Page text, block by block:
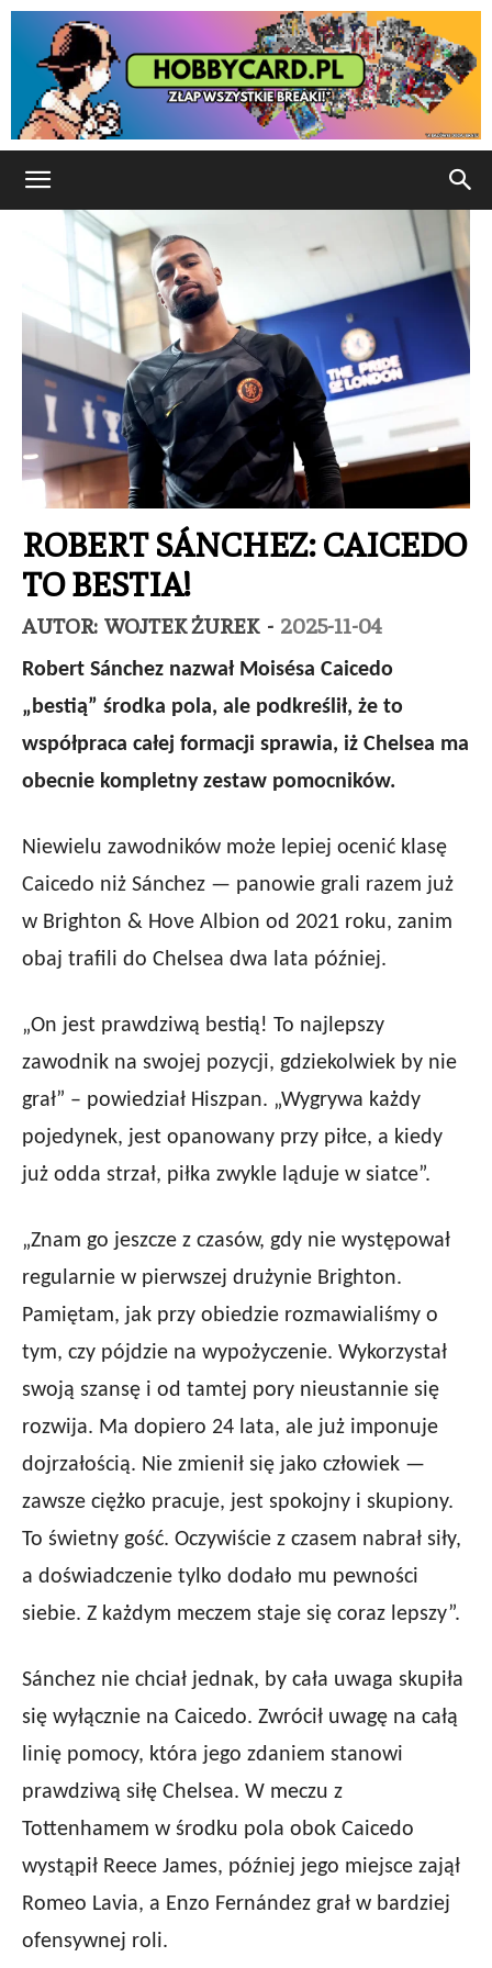
ROBERT SÁNCHEZ: CAICEDO
TO BESTIA!
AUTOR: WOJTEK ŻUREK - 2025-11-04
Robert Sánchez nazwał Moisésa Caicedo
„bestią” środka pola, ale podkreślił, że to
współpraca całej formacji sprawia, iż Chelsea ma
obecnie kompletny zestaw pomocników.
Niewielu zawodników może lepiej ocenić klasę
Caicedo niż Sánchez — panowie grali razem już
w Brighton & Hove Albion od 2021 roku, zanim
obaj trafili do Chelsea dwa lata później.
„On jest prawdziwą bestią! To najlepszy
zawodnik na swojej pozycji, gdziekolwiek by nie
grał” – powiedział Hiszpan. „Wygrywa każdy
pojedynek, jest opanowany przy piłce, a kiedy
już odda strzał, piłka zwykle ląduje w siatce”.
„Znam go jeszcze z czasów, gdy nie występował
regularnie w pierwszej drużynie Brighton.
Pamiętam, jak przy obiedzie rozmawialiśmy o
tym, czy pójdzie na wypożyczenie. Wykorzystał
swoją szansę i od tamtej pory nieustannie się
rozwija. Ma dopiero 24 lata, ale już imponuje
dojrzałością. Nie zmienił się jako człowiek —
zawsze ciężko pracuje, jest spokojny i skupiony.
To świetny gość. Oczywiście z czasem nabrał siły,
a doświadczenie tylko dodało mu pewności
siebie. Z każdym meczem staje się coraz lepszy”.
Sánchez nie chciał jednak, by cała uwaga skupiła
się wyłącznie na Caicedo. Zwrócił uwagę na całą
linię pomocy, która jego zdaniem stanowi
prawdziwą siłę Chelsea. W meczu z
Tottenhamem w środku pola obok Caicedo
wystąpił Reece James, później jego miejsce zajął
Romeo Lavia, a Enzo Fernández grał w bardziej
ofensywnej roli.